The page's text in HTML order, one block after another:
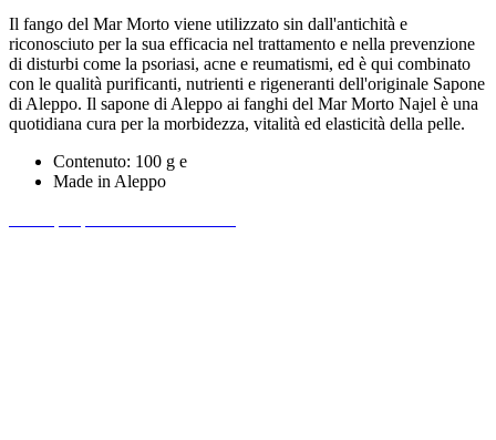
Il fango del Mar Morto viene utilizzato sin dall'antichità e
riconosciuto per la sua efficacia nel trattamento e nella prevenzione
di disturbi come la psoriasi, acne e reumatismi, ed è qui combinato
con le qualità purificanti, nutrienti e rigeneranti dell'originale Sapone
di Aleppo. Il sapone di Aleppo ai fanghi del Mar Morto Najel è una
quotidiana cura per la morbidezza, vitalità ed elasticità della pelle.
Contenuto: 100 g e
Made in Aleppo